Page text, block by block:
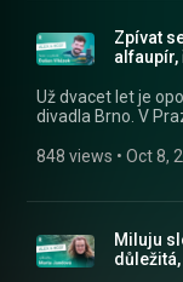
https://
Zpívat
alfaupír,
Už dvacet let je
divadla Brno. V
host jako podcast
https://
848 views • Oct 8,
Miluju